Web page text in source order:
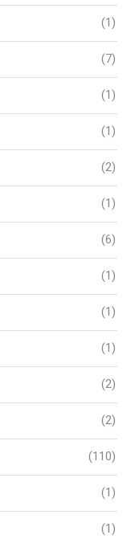
(1)
(7)
(1)
(1)
(2)
(1)
(6)
(1)
(1)
(1)
(2)
(2)
(110)
(1)
(1)